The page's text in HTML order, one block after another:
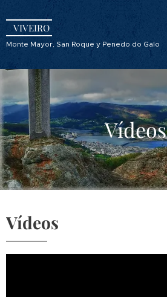
VIVEIRO
Monte Mayor, San Roque y Penedo do Galo
Vídeos
Vídeos